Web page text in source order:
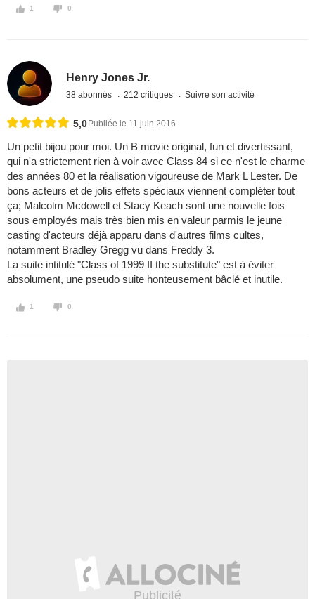
1 0
Henry Jones Jr.
38 abonnés 212 critiques Suivre son activité
5,0 Publiée le 11 juin 2016
Un petit bijou pour moi. Un B movie original, fun et divertissant,
qui n'a strictement rien à voir avec Class 84 si ce n'est le charme
des années 80 et la réalisation vigoureuse de Mark L Lester. De
bons acteurs et de jolis effets spéciaux viennent compléter tout
ça; Malcolm Mcdowell et Stacy Keach sont une nouvelle fois
sous employés mais très bien mis en valeur parmis le jeune
casting d'acteurs déjà apparu dans d'autres films cultes,
notamment Bradley Gregg vu dans Freddy 3.
La suite intitulé "Class of 1999 II the substitute" est à éviter
absolument, une pseudo suite honteusement bâclé et inutile.
1 0